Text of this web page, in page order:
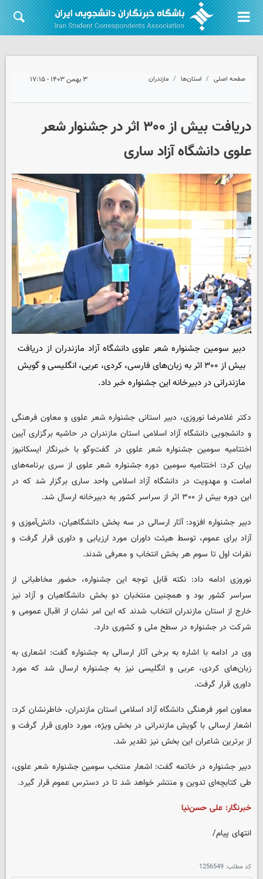
صفحه اصلی استان‌ها مازندران ۳ بهمن ۱۴۰۳ - ۱۷:۱۵
دریافت بیش از ۳۰۰ اثر در جشنوار شعر
علوی دانشگاه آزاد ساری
دبیر سومین جشنواره شعر علوی دانشگاه آزاد مازندران از دریافت
بیش از ۳۰۰ اثر به زبان‌های فارسی، کردی، عربی، انگلیسی و گویش
مازندرانی در دبیرخانه این جشنواره خبر داد.
دکتر غلامرضا نوروزی، دبیر استانی جشنواره شعر علوی و معاون فرهنگی
و دانشجویی دانشگاه آزاد اسلامی استان مازندران در حاشیه برگزاری آیین
اختتامیه سومین جشنواره شعر علوی در گفت‌وگو با خبرنگار ایسکانیوز
بیان کرد: اختتامیه سومین دوره جشنواره شعر علوی از سری برنامه‌های
امامت و مهدویت در دانشگاه آزاد اسلامی واحد ساری برگزار شد که در
این دوره بیش از ۳۰۰ اثر از سراسر کشور به دبیرخانه ارسال شد.
دبیر جشنواره افزود: آثار ارسالی در سه بخش دانشگاهیان، دانش‌آموزی و
آزاد برای عموم، توسط هیئت داوران مورد ارزیابی و داوری قرار گرفت و
نفرات اول تا سوم هر بخش انتخاب و معرفی شدند.
نوروزی ادامه داد: نکته قابل توجه این جشنواره، حضور مخاطبانی از
سراسر کشور بود و همچنین منتخبان دو بخش دانشگاهیان و آزاد نیز
خارج از استان مازندران انتخاب شدند که این امر نشان از اقبال عمومی و
شرکت در جشنواره در سطح ملی و کشوری دارد.
وی در ادامه با اشاره به برخی آثار ارسالی به جشنواره گفت: اشعاری به
زبان‌های کردی، عربی و انگلیسی نیز به جشنواره ارسال شد که مورد
داوری قرار گرفت.
معاون امور فرهنگی دانشگاه آزاد اسلامی استان مازندران، خاطرنشان کرد:
اشعار ارسالی با گویش مازندرانی در بخش ویژه، مورد داوری قرار گرفت و
از برترین شاعران این بخش نیز تقدیر شد.
دبیر جشنواره در خاتمه گفت: اشعار منتخب سومین جشنواره شعر علوی،
طی کتابچه‌ای تدوین و منتشر خواهد شد تا در دسترس عموم قرار گیرد.
خبرنگار: علی حسن‌نیا
انتهای پیام/
کد مطلب: 1256549